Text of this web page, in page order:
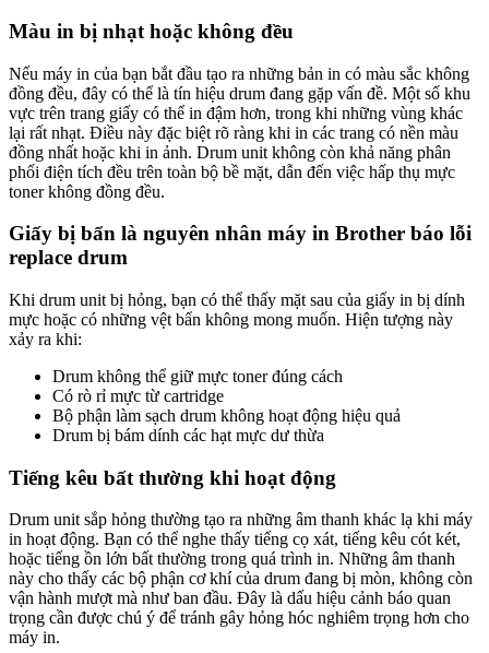
Màu in bị nhạt hoặc không đều
Nếu máy in của bạn bắt đầu tạo ra những bản in có màu sắc không
đồng đều, đây có thể là tín hiệu drum đang gặp vấn đề. Một số khu
vực trên trang giấy có thể in đậm hơn, trong khi những vùng khác
lại rất nhạt. Điều này đặc biệt rõ ràng khi in các trang có nền màu
đồng nhất hoặc khi in ảnh. Drum unit không còn khả năng phân
phối điện tích đều trên toàn bộ bề mặt, dẫn đến việc hấp thụ mực
toner không đồng đều.
Giấy bị bẩn là nguyên nhân máy in Brother báo lỗi
replace drum
Khi drum unit bị hỏng, bạn có thể thấy mặt sau của giấy in bị dính
mực hoặc có những vệt bẩn không mong muốn. Hiện tượng này
xảy ra khi:
Drum không thể giữ mực toner đúng cách
Có rò rỉ mực từ cartridge
Bộ phận làm sạch drum không hoạt động hiệu quả
Drum bị bám dính các hạt mực dư thừa
Tiếng kêu bất thường khi hoạt động
Drum unit sắp hỏng thường tạo ra những âm thanh khác lạ khi máy
in hoạt động. Bạn có thể nghe thấy tiếng cọ xát, tiếng kêu cót két,
hoặc tiếng ồn lớn bất thường trong quá trình in. Những âm thanh
này cho thấy các bộ phận cơ khí của drum đang bị mòn, không còn
vận hành mượt mà như ban đầu. Đây là dấu hiệu cảnh báo quan
trọng cần được chú ý để tránh gây hỏng hóc nghiêm trọng hơn cho
máy in.